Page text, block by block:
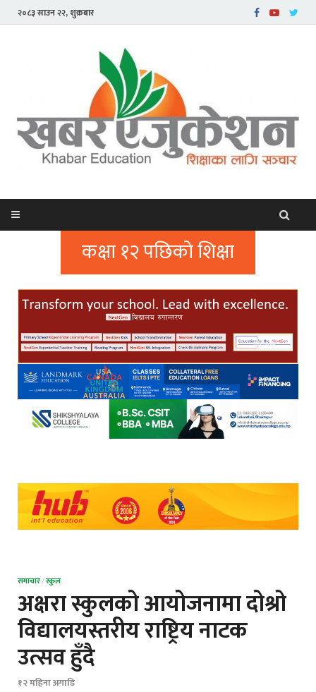
२०८३ साउन २२, शुक्रबार
कक्षा १२ पछिको शिक्षा
समाचार/स्कुल
अक्षरा स्कुलको आयोजनामा दोश्रो
विद्यालयस्तरीय राष्ट्रिय नाटक
उत्सव हुँदै
१२ महिना अगाडि